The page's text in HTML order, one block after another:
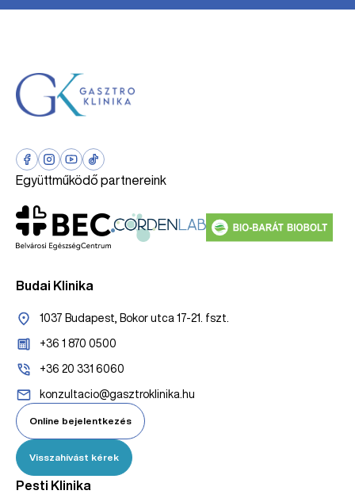
Együttműködő partnereink
Budai Klinika
1037 Budapest, Bokor utca 17-21. fszt.
+36 1 870 0500
+36 20 331 6060
konzultacio@gasztroklinika.hu
Online bejelentkezés
Visszahívást kérek
Pesti Klinika